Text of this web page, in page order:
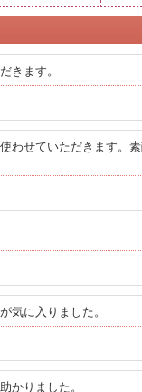
きます。
わせていただきます。
気に入りました。
かりました。